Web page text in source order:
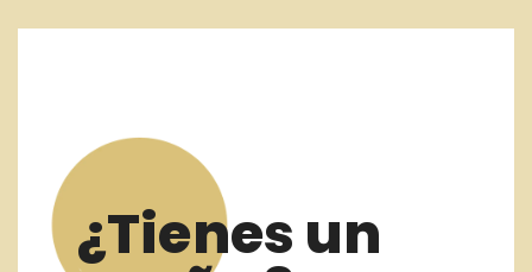
¿Tienes un